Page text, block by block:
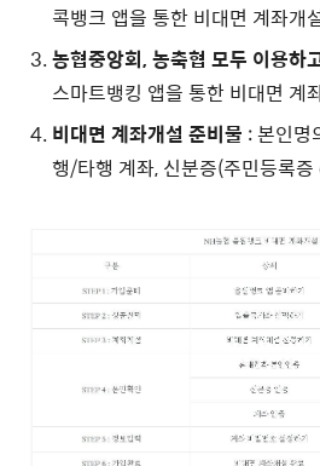
콕뱅크 앱을 통한 비대면 계좌개
농협중앙회, 농축협 모두 이용하
스마트뱅킹 앱을 통한 비대면 계
비대면 계좌개설 준비물 : 본인명
행/타행 계좌, 신분증(주민등록